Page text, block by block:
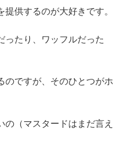
供するのが大好きです。
ったり、ワッフルだった
のですが、そのひとつがホ
の（マスタードはまだ言え